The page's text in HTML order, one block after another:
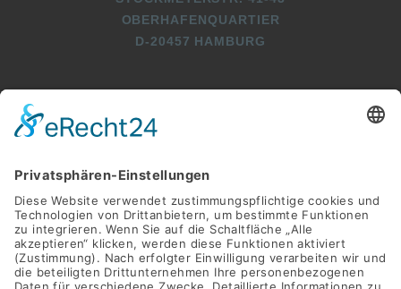
OBERHAFENQUARTIER
D-20457 HAMBURG
+49 (0)40 2716369 9
INFO@SWAY-BOOKS.DE
      